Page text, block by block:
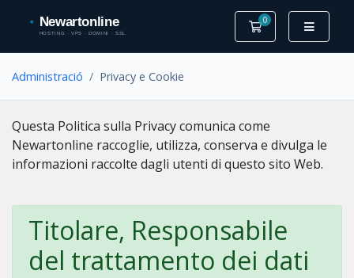
0
Carro de
Administració Privacy e Cookie
Questa Politica sulla Privacy comunica come
Newartonline raccoglie, utilizza, conserva e divulga le
informazioni raccolte dagli utenti di questo sito Web.
Titolare, Responsabile
del trattamento dei dati